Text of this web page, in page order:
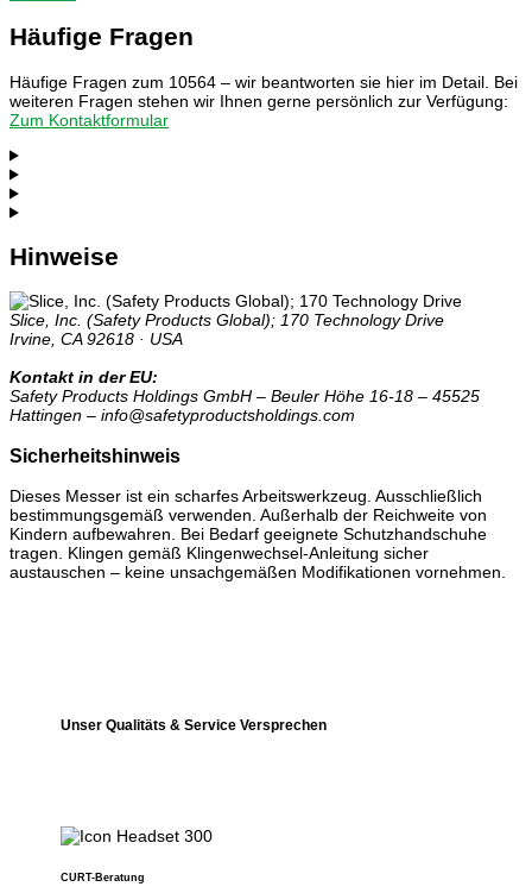
Häufige Fragen
Häufige Fragen zum 10564 – wir beantworten sie hier im Detail. Bei
weiteren Fragen stehen wir Ihnen gerne persönlich zur Verfügung:
Zum Kontaktformular
Hinweise
Slice, Inc. (Safety Products Global); 170 Technology Drive
Irvine, CA 92618 · USA
Kontakt in der EU:
Safety Products Holdings GmbH – Beuler Höhe 16-18 – 45525
Hattingen – info@safetyproductsholdings.com
Sicherheitshinweis
Dieses Messer ist ein scharfes Arbeitswerkzeug. Ausschließlich
bestimmungsgemäß verwenden. Außerhalb der Reichweite von
Kindern aufbewahren. Bei Bedarf geeignete Schutzhandschuhe
tragen. Klingen gemäß Klingenwechsel-Anleitung sicher
austauschen – keine unsachgemäßen Modifikationen vornehmen.
Unser Qualitäts & Service Versprechen
CURT-Beratung